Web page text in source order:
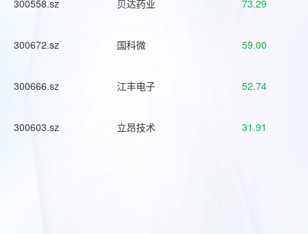
300558.sz 贝达药业 73.29
300672.sz 国科微 59.00
300666.sz 江丰电子 52.74
300603.sz 立昂技术 31.91